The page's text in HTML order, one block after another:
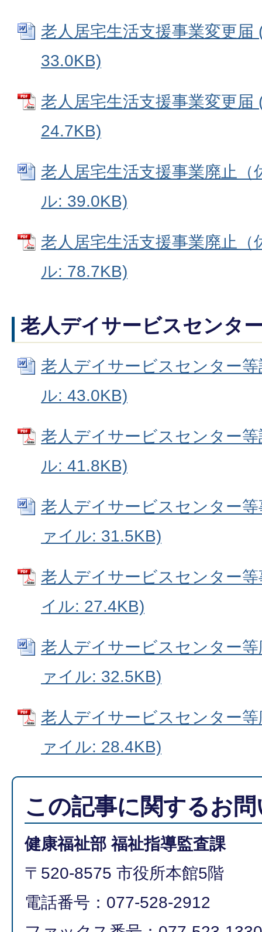
老人居宅生活支援事業変更届
33.0KB)
老人居宅生活支援事業変更届
24.7KB)
老人居宅生活支援事業廃止（
ル: 39.0KB)
老人居宅生活支援事業廃止（
ル: 78.7KB)
老人デイサービスセンタ
老人デイサービスセンター
ル: 43.0KB)
老人デイサービスセンター
ル: 41.8KB)
老人デイサービスセンター
ァイル: 31.5KB)
老人デイサービスセンター
イル: 27.4KB)
老人デイサービスセンター
ァイル: 32.5KB)
老人デイサービスセンター
ァイル: 28.4KB)
この記事に関するお
健康福祉部 福祉指導監査課
〒520-8575 市役所本館5階
電話番号：077-528-2912